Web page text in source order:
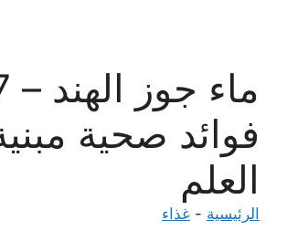
ماء
فوائد صحية
العلم
الرئيسية - غذاء